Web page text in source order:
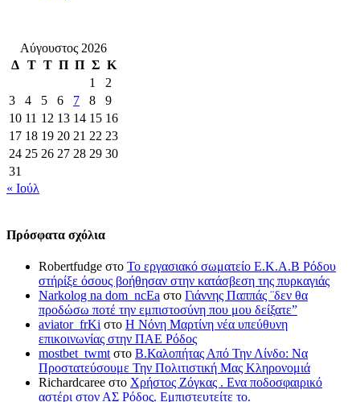
Αύγουστος 2026
Δ Τ Τ Π Π Σ Κ
1
2
3
4 5 6 7 8
9
10 11 12 13 14 15 16
17 18 19 20 21 22 23
24 25 26 27 28 29 30
31
« Ιούλ
Πρόσφατα σχόλια
Robertfudge στο Το εργασιακό σωματείο Ε.Κ.Α.Β Ρόδου
στήρίξε όσους βοήθησαν στην κατάσβεση της πυρκαγιάς
Narkolog na dom_ncEa στο Γιάννης Παππάς ¨δεν θα
προδώσω ποτέ την εμπιστοσύνη που μου δείξατε”
aviator_frKi στο Η Νόνη Μαρτίνη νέα υπεύθυνη
επικοινωνίας στην ΠΑΕ Ρόδος
mostbet_twmt στο Β.Καλοπήτας Από Την Λίνδο: Να
Προστατεύσουμε Την Πολιτιστική Μας Κληρονομιά
Richardcaree στο Χρήστος Ζόγκας . Ενα ποδοσφαιρικό
αστέρι στον ΑΣ Ρόδος. Εμπιστευτείτε το.